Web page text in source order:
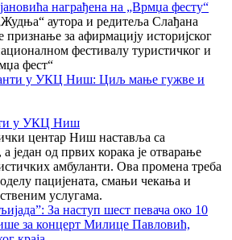
награђена на „Врмџа фесту“
аутора и редитеља Слађана
признање за афирмацију историјског
фестивалу туристичког и
фест“
у УКЦ Ниш
центар Ниш наставља са
један од првих корака је отварање
амбуланти. Ова промена треба
пацијената, смањи чекања и
услугама.